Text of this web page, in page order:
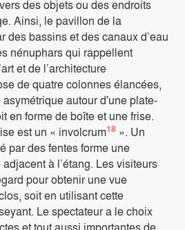
des objets ou des endroits
Ainsi, le pavillon de la
des bassins et des canaux d’eau
nénuphars qui rappellent
et de l’architecture
de quatre colonnes élancées,
autour d'une plate-
en forme de boîte et une frise.
est un « involcrum18 ». Un
par des fentes forme une
à l’étang. Les visiteurs
pour obtenir une vue
soit en utilisant cette
Le spectateur a le choix